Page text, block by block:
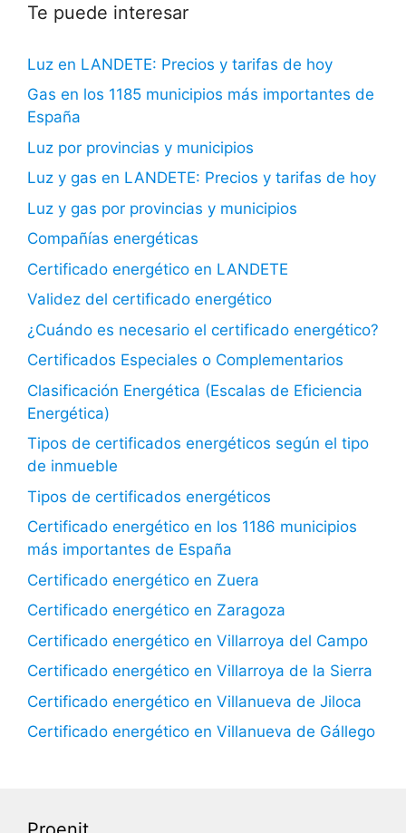
Te puede interesar
Luz en LANDETE: Precios y tarifas de hoy
Gas en los 1185 municipios más importantes de
España
Luz por provincias y municipios
Luz y gas en LANDETE: Precios y tarifas de hoy
Luz y gas por provincias y municipios
Compañías energéticas
Certificado energético en LANDETE
Validez del certificado energético
¿Cuándo es necesario el certificado energético?
Certificados Especiales o Complementarios
Clasificación Energética (Escalas de Eficiencia
Energética)
Tipos de certificados energéticos según el tipo
de inmueble
Tipos de certificados energéticos
Certificado energético en los 1186 municipios
más importantes de España
Certificado energético en Zuera
Certificado energético en Zaragoza
Certificado energético en Villarroya del Campo
Certificado energético en Villarroya de la Sierra
Certificado energético en Villanueva de Jiloca
Certificado energético en Villanueva de Gállego